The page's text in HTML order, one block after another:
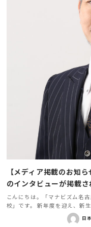
【メディア掲載のお知
のインタビューが掲載
こんにちは。「マナビズム名
校」です。 新年度を迎え、新
日